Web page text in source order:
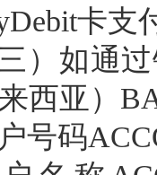
卡支
三 ） 如通
西亚）
号码